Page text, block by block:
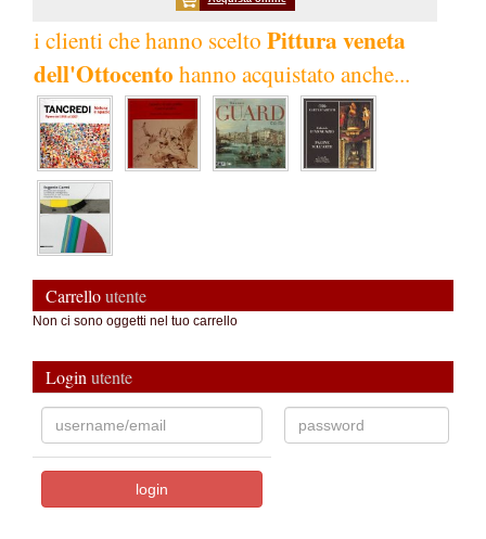
i clienti che hanno scelto Pittura veneta
dell'Ottocento hanno acquistato anche...
Carrelloutente
Non ci sono oggetti nel tuo carrello
Login utente